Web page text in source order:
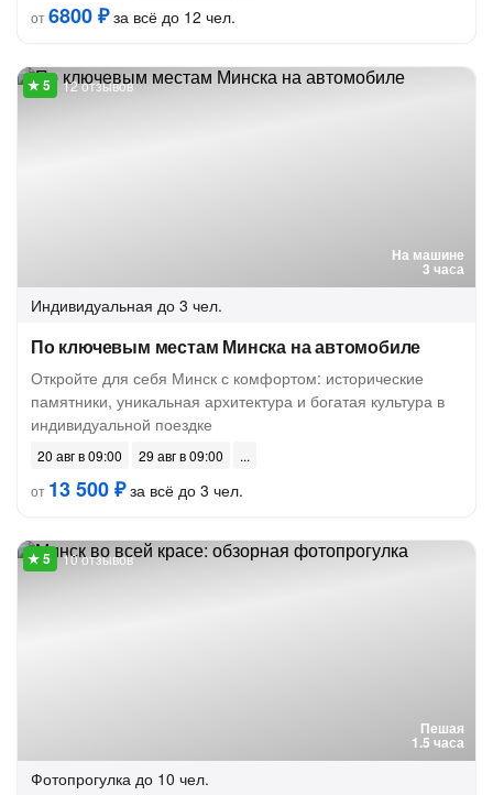
от6800 ₽за всё до 12 чел.
На машине
3 часа
12 отзывов
Индивидуальная до 3 чел.
По ключевым местам Минска на автомобиле
Откройте для себя Минск с комфортом: исторические
памятники, уникальная архитектура и богатая культура в
индивидуальной поездке
20 авг в 09:00
29 авг в 09:00
от 13 500 ₽за всё до 3 чел.
Пешая
1.5 часа
10 отзывов
Фотопрогулка до 10 чел.